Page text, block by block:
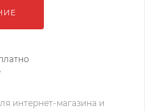
интернет-магазина и